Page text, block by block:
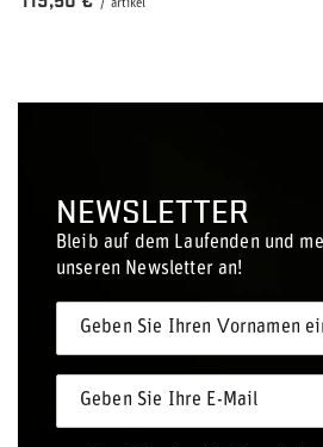
/ artikel
NEWSLETTER
Bleib auf dem Laufenden und
unseren Newsletter an!
Geben Sie Ihren Vornamen
Geben Sie Ihre E-Mail